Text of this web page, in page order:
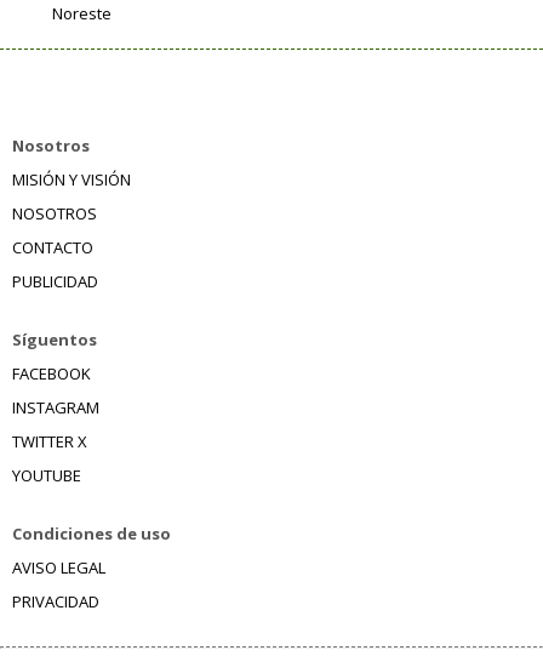
Noreste
Nosotros
MISIÓN Y VISIÓN
NOSOTROS
CONTACTO
PUBLICIDAD
Síguentos
FACEBOOK
INSTAGRAM
TWITTER X
YOUTUBE
Condiciones de uso
AVISO LEGAL
PRIVACIDAD